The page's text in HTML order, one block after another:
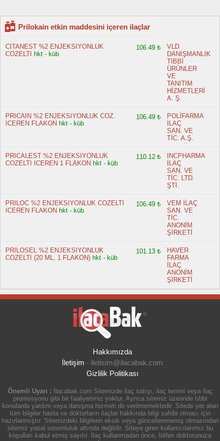
Prilokain etkin maddesini içeren ilaçlar
CITANEST %2 ENJEKSIYONLUK
COZELTI
hkt - küb
106.49 ₺
VLD
DANIŞMANLIK
TIBBİ
ÜRÜNLER
VE
TANITIM
HİZMETLERİ
A. Ş.
PRICAIN %2 ENJEKSIYONLUK COZ.
ICEREN FLAKON hkt - küb
106.49 ₺
POLİFARMA
İLAÇ
SAN. VE
TİC. A.Ş.
PRICALEST %2 ENJEKSIYONLUK
COZELTI ICEREN 1 FLAKON hkt - küb
110.12 ₺
INCPHARMA
İLAÇ
SAN. VE
TİC. LTD.
ŞTİ.
PRILOC %2 ENJEKSIYONLUK COZELTI
ICEREN FLAKON hkt - küb
106.49 ₺
VEM İLAÇ
SAN. VE
TİC.
ANONİM
ŞİRKETİ
PRILOSEL %2 ENJEKSIYONLUK
COZELTI (20 ML, 1 FLAKON) hkt - küb
101.13 ₺
HAVER
FARMA
İLAÇ
ANONİM
ŞİRKETİ
Hakkımızda
İletişim - iletisim@ilacabak.com
Gizlilik Politikası
Önemli Uyarı : İlacabak.com Sitemizde ilaç satışı, ilaç temini veya ilaç
promosyonu gibi bir faaliyetimiz yoktur. Ayrıca sitemiz üzerinde tıbbi
konularda yardım veya danışma hizmeti de verilmemektedir. Sitede yer alan
tüm bilgiler hasta ve doktorların ilaçlar hakkında bilgi sahibi olması için
hazırlanmıştır. Sitemizdeki bilgilerin eksik veya güncellenmemiş olmasından
sitemiz yasal sorumluluk altında değildir. Siteye giren kullanıcılarımız bu
koşulları kabul etmiş sayılır. İlaç kullanmadan önce, lütfen doktorunuza